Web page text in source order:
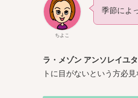
ちよこ
季節によ
ラ・メゾン アンソレイユ
トに目がないという方必